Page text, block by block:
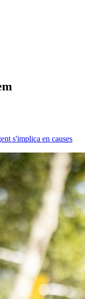
s'implica en causes